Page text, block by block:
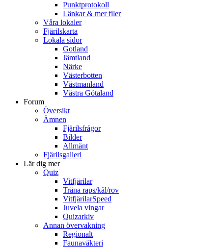
Punktprotokoll
Länkar & mer filer
Våra lokaler
Fjärilskarta
Lokala sidor
Gotland
Jämtland
Närke
Västerbotten
Västmanland
Västra Götaland
Forum
Översikt
Ämnen
Fjärilsfrågor
Bilder
Allmänt
Fjärilsgalleri
Lär dig mer
Quiz
Vitfjärilar
Träna raps/kål/rov
VitfjärilarSpeed
Juvela vingar
Quizarkiv
Annan övervakning
Regionalt
Faunaväkteri